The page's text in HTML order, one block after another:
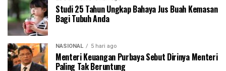
Studi 25 Tahun Ungkap Bahaya Jus Buah Kemasan
Bagi Tubuh Anda
NASIONAL 5 hari ago
Menteri Keuangan Purbaya Sebut Dirinya Menteri
Paling Tak Beruntung